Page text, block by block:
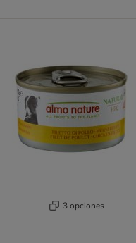
3 opciones